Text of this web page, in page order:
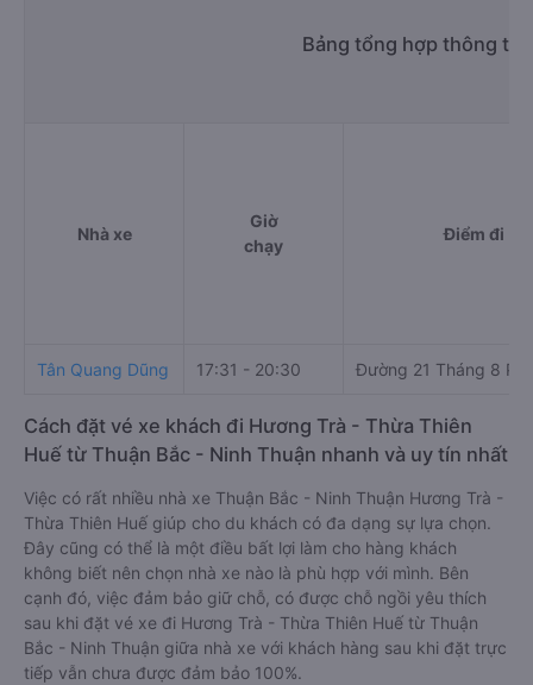
Bảng tổng hợp thông tin
Nhà xe
Giờ
chạy
Điểm đi
Tân Quang Dũng 17:31 - 20:30 Đường 21 Tháng 8
Cách đặt vé xe khách đi Hương Trà - Thừa Thiên
Huế từ Thuận Bắc - Ninh Thuận nhanh và uy tín nhất
Việc có rất nhiều nhà xe Thuận Bắc - Ninh Thuận Hương Trà -
Thừa Thiên Huế giúp cho du khách có đa dạng sự lựa chọn.
Đây cũng có thể là một điều bất lợi làm cho hàng khách
không biết nên chọn nhà xe nào là phù hợp với mình. Bên
cạnh đó, việc đảm bảo giữ chỗ, có được chỗ ngồi yêu thích
sau khi đặt vé xe đi Hương Trà - Thừa Thiên Huế từ Thuận
Bắc - Ninh Thuận giữa nhà xe với khách hàng sau khi đặt trực
tiếp vẫn chưa được đảm bảo 100%.